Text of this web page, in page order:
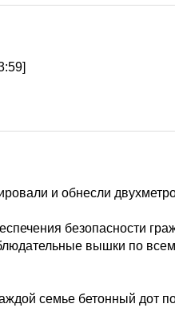
и обнесли
безопасности
вышки по
семье бетонный дот